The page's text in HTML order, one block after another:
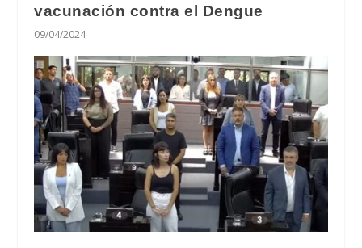
vacunación contra el Dengue
09/04/2024